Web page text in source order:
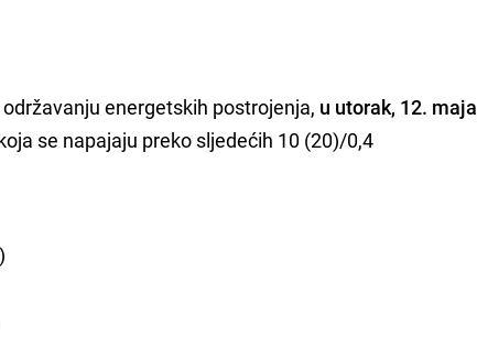
energetskih postrojenja, u utorak, 12. maja
se napajaju preko sljedećih 10 (20)/0,4